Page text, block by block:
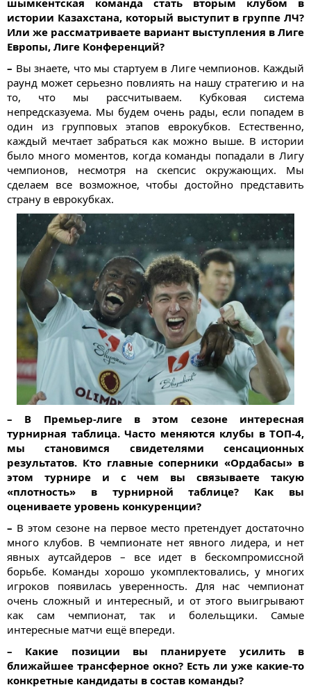
шымкентская команда стать вторым клубом в
истории Казахстана, который выступит в группе ЛЧ?
Или же рассматриваете вариант выступления в Лиге
Европы, Лиге Конференций?
– Вы знаете, что мы стартуем в Лиге чемпионов. Каждый
раунд может серьезно повлиять на нашу стратегию и на
то, что мы рассчитываем. Кубковая система
непредсказуема. Мы будем очень рады, если попадем в
один из групповых этапов еврокубков. Естественно,
каждый мечтает забраться как можно выше. В истории
было много моментов, когда команды попадали в Лигу
чемпионов, несмотря на скепсис окружающих. Мы
сделаем все возможное, чтобы достойно представить
страну в еврокубках.
– В Премьер-лиге в этом сезоне интересная
турнирная таблица. Часто меняются клубы в ТОП-4,
мы становимся свидетелями сенсационных
результатов. Кто главные соперники «Ордабасы» в
этом турнире и с чем вы связываете такую
«плотность» в турнирной таблице? Как вы
оцениваете уровень конкуренции?
– В этом сезоне на первое место претендует достаточно
много клубов. В чемпионате нет явного лидера, и нет
явных аутсайдеров – все идет в бескомпромиссной
борьбе. Команды хорошо укомплектовались, у многих
игроков появилась уверенность. Для нас чемпионат
очень сложный и интересный, и от этого выигрывают
как сам чемпионат, так и болельщики. Самые
интересные матчи ещё впереди.
– Какие позиции вы планируете усилить в
ближайшее трансферное окно? Есть ли уже какие-то
конкретные кандидаты в состав команды?